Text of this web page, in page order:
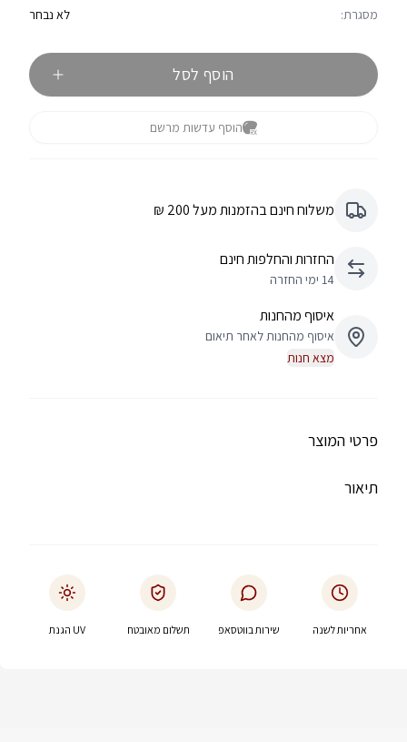
מסגרת:
לא נבחר
הוסף לסל
הוסף עדשות מרשם
משלוח חינם בהזמנות מעל 200 ₪
החזרות והחלפות חינם
14 ימי החזרה
איסוף מהחנות
איסוף מהחנות לאחר תיאום
מצא חנות
פרטי המוצר
תיאור
אחריות לשנה שירות בווטסאפ תשלום מאובטח UV הגנת